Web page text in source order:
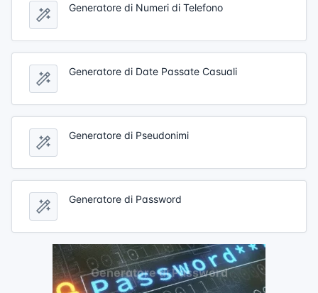
Generatore di Numeri di Telefono
Generatore di Date Passate Casuali
Generatore di Pseudonimi
Generatore di Password